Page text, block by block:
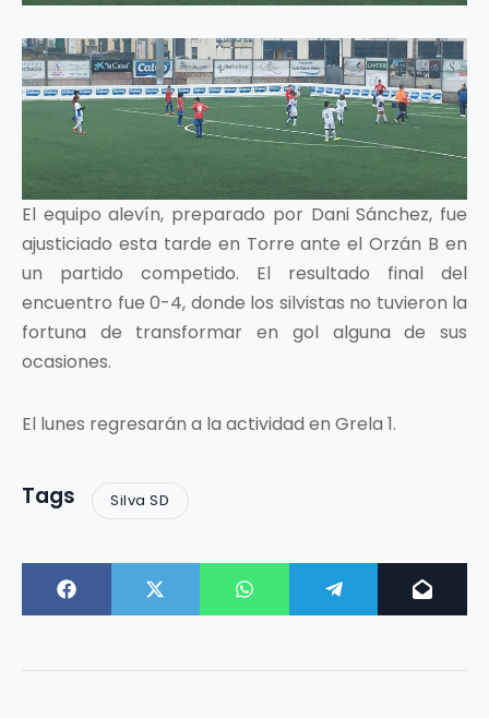
El equipo alevín, preparado por Dani Sánchez, fue
ajusticiado esta tarde en Torre ante el Orzán B en
un partido competido. El resultado final del
encuentro fue 0-4, donde los silvistas no tuvieron la
fortuna de transformar en gol alguna de sus
ocasiones.
El lunes regresarán a la actividad en Grela 1.
Tags Silva SD